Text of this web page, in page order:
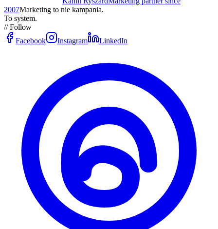
2007Marketing to nie kampania.
To system.
// Follow
Facebook
Instagram LinkedIn